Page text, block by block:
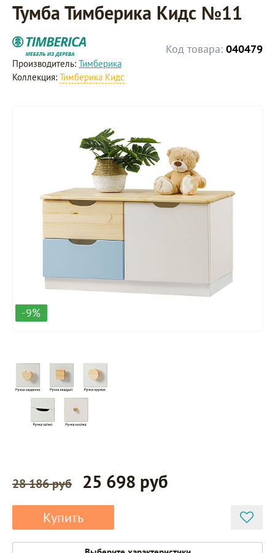
Тумба Тимберика Кидс №11
Код товара: 040479
Производитель: Тимберика
Коллекция: Тимберика Кидс
-9%
28 186 руб 25 698 руб
Купить